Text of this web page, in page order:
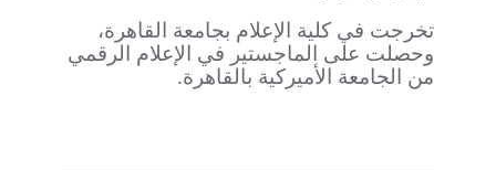
تخرجت في كلية الإعلام بجامعة القاهرة،
وحصلت على الماجستير في الإعلام الرقمي
من الجامعة الأميركية بالقاهرة.